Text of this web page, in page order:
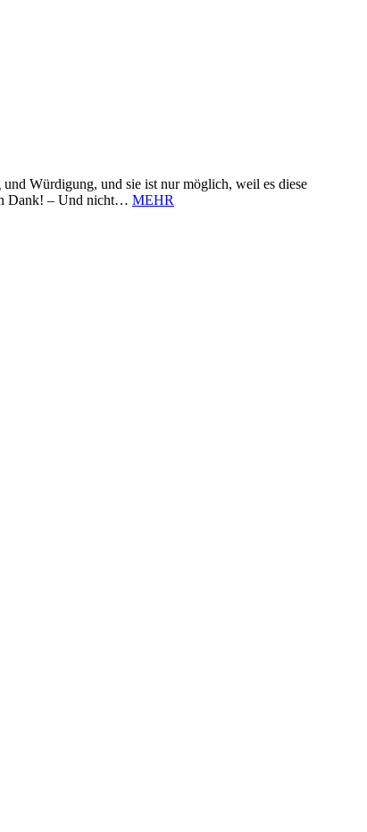
Würdigung, und sie ist nur möglich, weil es diese
Dank! – Und nicht… MEHR